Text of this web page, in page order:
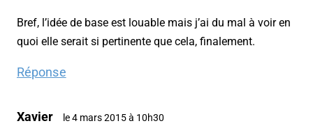
Bref, l’idée de base est louable mais j’ai du mal à voir en
quoi elle serait si pertinente que cela, finalement.
Réponse
Xavier le 4 mars 2015 à 10h30